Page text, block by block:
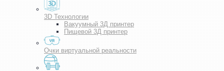
3D Технологии
Вакуумный 3Д принтер
Пищевой 3Д принтер
Очки виртуальной реальности